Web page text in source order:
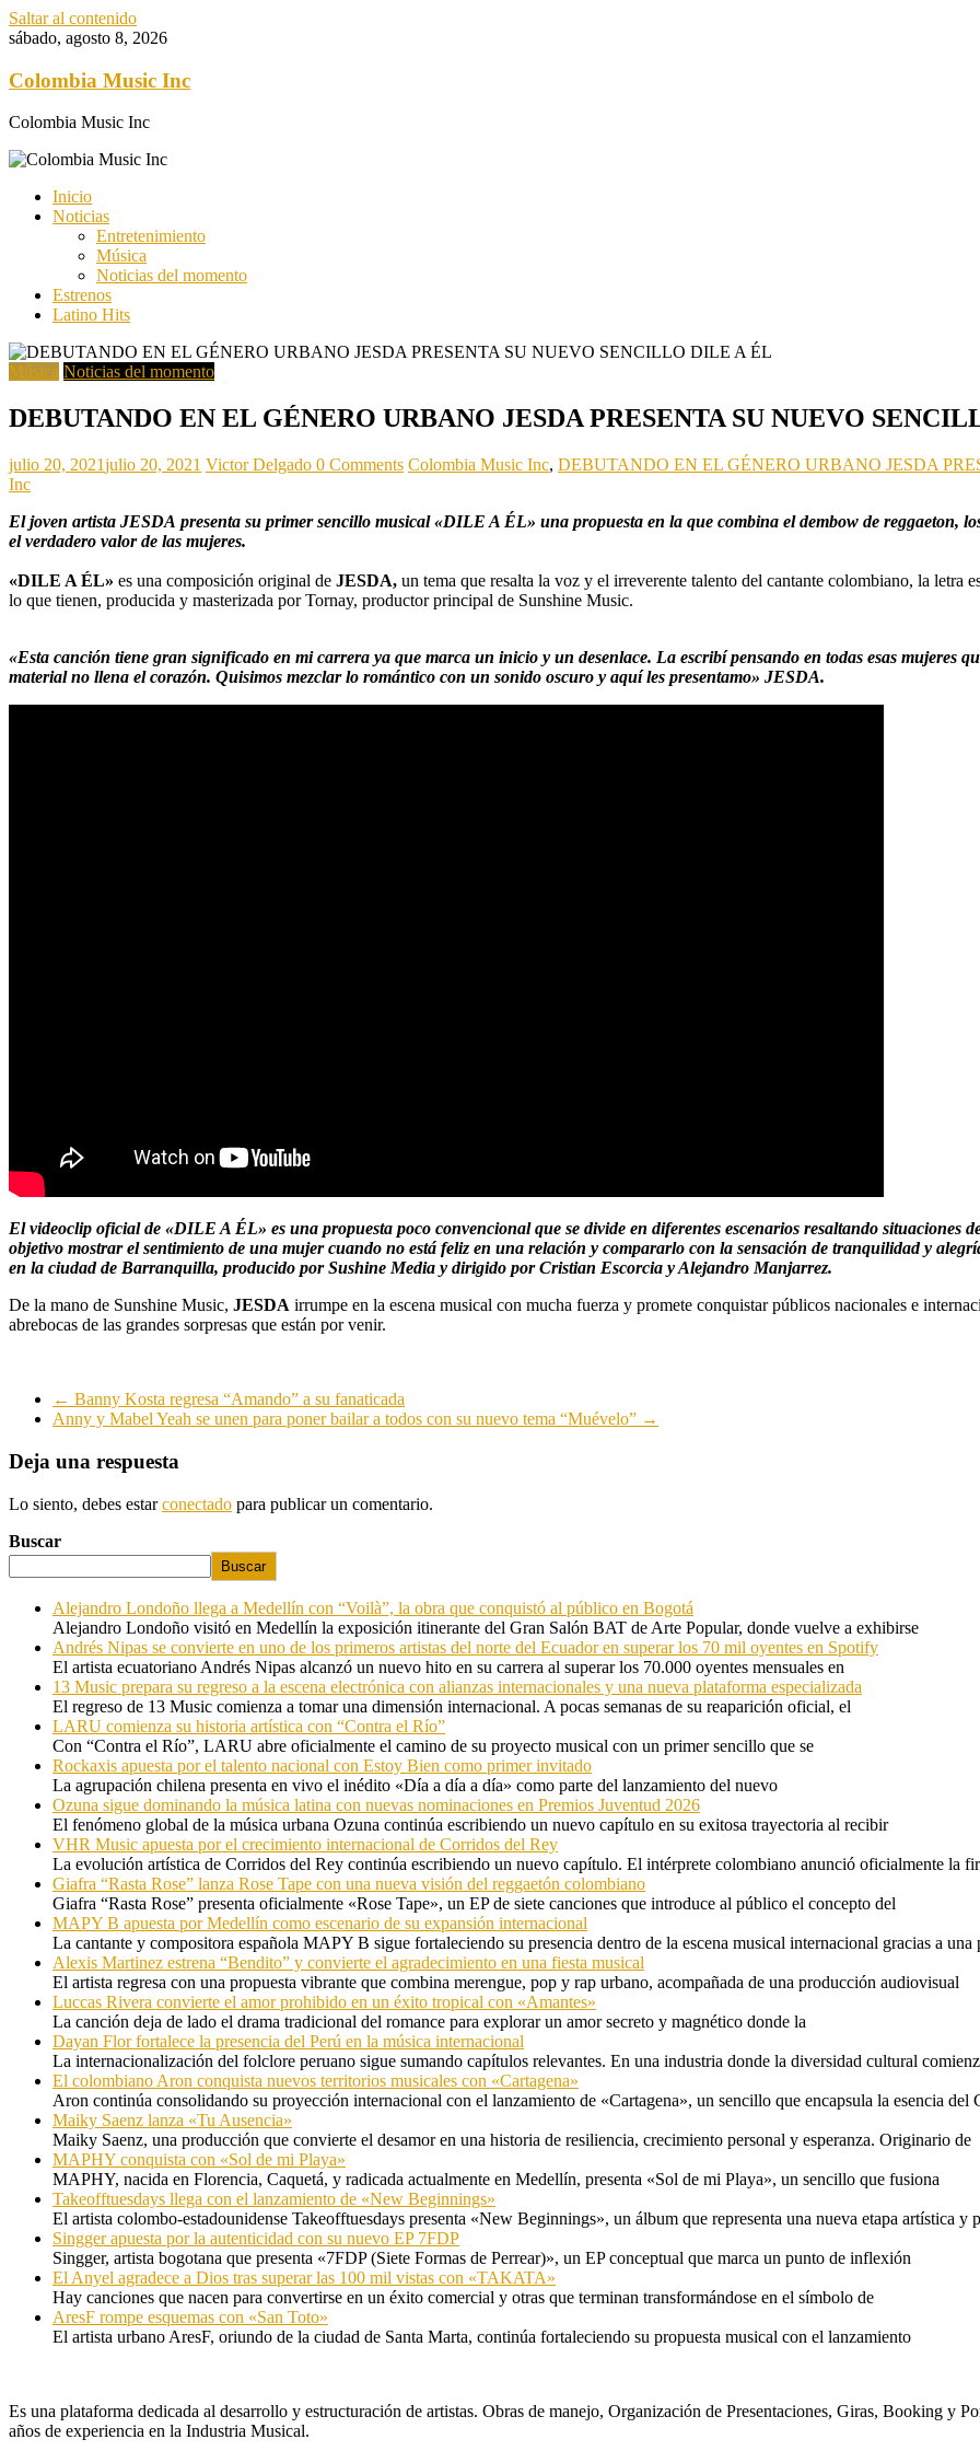
Saltar al contenido
sábado, agosto 8, 2026
Colombia Music Inc
Colombia Music Inc
Inicio
Noticias
Entretenimiento
Música
Noticias del momento
Estrenos
Latino Hits
Música Noticias del momento
DEBUTANDO EN EL GÉNERO URBANO JESDA PRESENTA SU NUEVO
julio 20, 2021julio 20, 2021 Victor Delgado 0 Comments Colombia Music Inc, DEBUTANDO EN EL GÉNERO URBANO JESDA
Inc
El joven artista JESDA presenta su primer sencillo musical «DILE A ÉL» una propuesta en la que combina el dembow de reggaeton,
el verdadero valor de las mujeres.
«DILE A ÉL» es una composición original de JESDA, un tema que resalta la voz y el irreverente talento del cantante colombiano, la letra
lo que tienen, producida y masterizada por Tornay, productor principal de Sunshine Music.
«Esta canción tiene gran significado en mi carrera ya que marca un inicio y un desenlace. La escribí pensando en todas esas mujeres
material no llena el corazón. Quisimos mezclar lo romántico con un sonido oscuro y aquí les presentamo» JESDA.
El videoclip oficial de «DILE A ÉL» es una propuesta poco convencional que se divide en diferentes escenarios resaltando situaciones
objetivo mostrar el sentimiento de una mujer cuando no está feliz en una relación y compararlo con la sensación de tranquilidad y
en la ciudad de Barranquilla, producido por Sushine Media y dirigido por Cristian Escorcia y Alejandro Manjarrez.
De la mano de Sunshine Music, JESDA irrumpe en la escena musical con mucha fuerza y promete conquistar públicos nacionales e
abrebocas de las grandes sorpresas que están por venir.
← Banny Kosta regresa “Amando” a su fanaticada
Anny y Mabel Yeah se unen para poner bailar a todos con su nuevo tema “Muévelo” →
Deja una respuesta
Lo siento, debes estarconectado para publicar un comentario.
Buscar
Buscar
Alejandro Londoño llega a Medellín con “Voilà”, la obra que conquistó al público en Bogotá
Alejandro Londoño visitó en Medellín la exposición itinerante del Gran Salón BAT de Arte Popular, donde vuelve a exhibirse
Andrés Nipas se convierte en uno de los primeros artistas del norte del Ecuador en superar los 70 mil oyentes en Spotify
El artista ecuatoriano Andrés Nipas alcanzó un nuevo hito en su carrera al superar los 70.000 oyentes mensuales en
13 Music prepara su regreso a la escena electrónica con alianzas internacionales y una nueva plataforma especializada
El regreso de 13 Music comienza a tomar una dimensión internacional. A pocas semanas de su reaparición oficial, el
LARU comienza su historia artística con “Contra el Río”
Con “Contra el Río”, LARU abre oficialmente el camino de su proyecto musical con un primer sencillo que se
Rockaxis apuesta por el talento nacional con Estoy Bien como primer invitado
La agrupación chilena presenta en vivo el inédito «Día a día a día» como parte del lanzamiento del nuevo
Ozuna sigue dominando la música latina con nuevas nominaciones en Premios Juventud 2026
El fenómeno global de la música urbana Ozuna continúa escribiendo un nuevo capítulo en su exitosa trayectoria al recibir
VHR Music apuesta por el crecimiento internacional de Corridos del Rey
La evolución artística de Corridos del Rey continúa escribiendo un nuevo capítulo. El intérprete colombiano anunció oficialmente la
Giafra “Rasta Rose” lanza Rose Tape con una nueva visión del reggaetón colombiano
Giafra “Rasta Rose” presenta oficialmente «Rose Tape», un EP de siete canciones que introduce al público el concepto del
MAPY B apuesta por Medellín como escenario de su expansión internacional
La cantante y compositora española MAPY B sigue fortaleciendo su presencia dentro de la escena musical internacional gracias a una
Alexis Martinez estrena “Bendito” y convierte el agradecimiento en una fiesta musical
El artista regresa con una propuesta vibrante que combina merengue, pop y rap urbano, acompañada de una producción audiovisual
Luccas Rivera convierte el amor prohibido en un éxito tropical con «Amantes»
La canción deja de lado el drama tradicional del romance para explorar un amor secreto y magnético donde la
Dayan Flor fortalece la presencia del Perú en la música internacional
La internacionalización del folclore peruano sigue sumando capítulos relevantes. En una industria donde la diversidad cultural
El colombiano Aron conquista nuevos territorios musicales con «Cartagena»
Aron continúa consolidando su proyección internacional con el lanzamiento de «Cartagena», un sencillo que encapsula la esencia del
Maiky Saenz lanza «Tu Ausencia»
Maiky Saenz, una producción que convierte el desamor en una historia de resiliencia, crecimiento personal y esperanza. Originario de
MAPHY conquista con «Sol de mi Playa»
MAPHY, nacida en Florencia, Caquetá, y radicada actualmente en Medellín, presenta «Sol de mi Playa», un sencillo que fusiona
Takeofftuesdays llega con el lanzamiento de «New Beginnings»
El artista colombo-estadounidense Takeofftuesdays presenta «New Beginnings», un álbum que representa una nueva etapa artística y
Singger apuesta por la autenticidad con su nuevo EP 7FDP
Singger, artista bogotana que presenta «7FDP (Siete Formas de Perrear)», un EP conceptual que marca un punto de inflexión
El Anyel agradece a Dios tras superar las 100 mil vistas con «TAKATA»
Hay canciones que nacen para convertirse en un éxito comercial y otras que terminan transformándose en el símbolo de
AresF rompe esquemas con «San Toto»
El artista urbano AresF, oriundo de la ciudad de Santa Marta, continúa fortaleciendo su propuesta musical con el lanzamiento
Es una plataforma dedicada al desarrollo y estructuración de artistas. Obras de manejo, Organización de Presentaciones, Giras, Booking y
años de experiencia en la Industria Musical.